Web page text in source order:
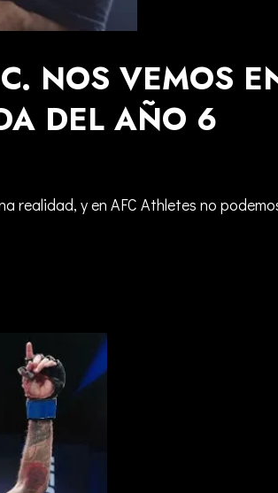
NOS VEMOS
DEL AÑO 6
realidad, y en AFC Athletes no